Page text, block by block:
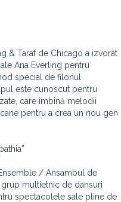
& Taraf de Chicago a izvorât
Ana Everling pentru
special de filonul
este cunoscut pentru
care îmbină melodii
pentru a crea un nou gen
/ Ansambul de
grup multietnic de dansuri
spectacolele sale pline de